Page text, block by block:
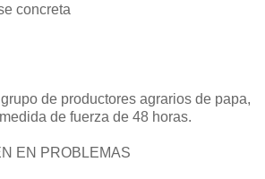
concreta
de productores agrarios de papa,
de fuerza de 48 horas.
EN PROBLEMAS